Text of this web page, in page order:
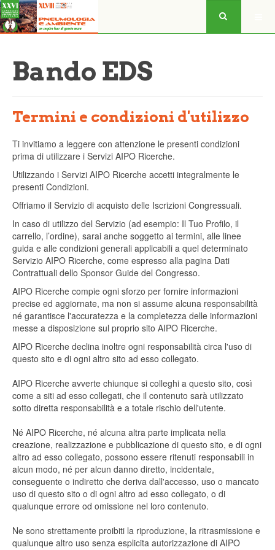
Bando EDS
Termini e condizioni d'utilizzo
Ti invitiamo a leggere con attenzione le presenti condizioni
prima di utilizzare i Servizi AIPO Ricerche.
Utilizzando i Servizi AIPO Ricerche accetti integralmente le
presenti Condizioni.
Offriamo il Servizio di acquisto delle Iscrizioni Congressuali.
In caso di utilizzo del Servizio (ad esempio: Il Tuo Profilo, il
carrello, l’ordine), sarai anche soggetto ai termini, alle linee
guida e alle condizioni generali applicabili a quel determinato
Servizio AIPO Ricerche, come espresso alla pagina Dati
Contrattuali dello Sponsor Guide del Congresso.
AIPO Ricerche compie ogni sforzo per fornire informazioni
precise ed aggiornate, ma non si assume alcuna responsabilità
né garantisce l'accuratezza e la completezza delle informazioni
messe a disposizione sul proprio sito AIPO Ricerche.
AIPO Ricerche declina inoltre ogni responsabilità circa l'uso di
questo sito e di ogni altro sito ad esso collegato.
AIPO Ricerche avverte chiunque si colleghi a questo sito, così
come a siti ad esso collegati, che il contenuto sarà utilizzato
sotto diretta responsabilità e a totale rischio dell'utente.
Né AIPO Ricerche, né alcuna altra parte implicata nella
creazione, realizzazione e pubblicazione di questo sito, e di ogni
altro ad esso collegato, possono essere ritenuti responsabili in
alcun modo, né per alcun danno diretto, incidentale,
conseguente o indiretto che deriva dall'accesso, uso o mancato
uso di questo sito o di ogni altro ad esso collegato, o di
qualunque errore od omissione nel loro contenuto.
Ne sono strettamente proibiti la riproduzione, la ritrasmissione e
qualunque altro uso senza esplicita autorizzazione di AIPO